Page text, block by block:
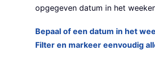
opgegeven datum in het
Bepaal of een datum in het
Filter en markeer eenvoudig